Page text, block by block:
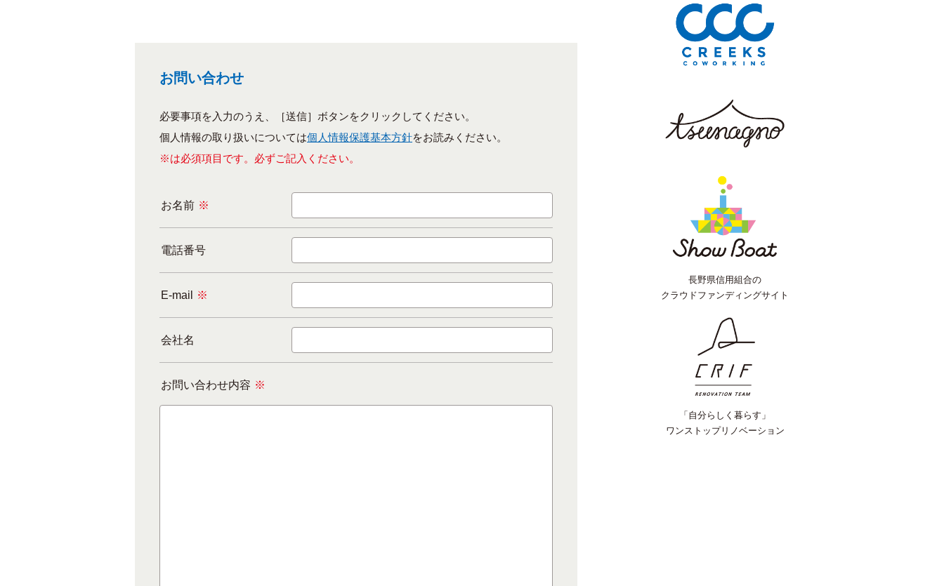
お問い合わせ
必要事項を入力のうえ、［送信］ボタンをクリックしてください。
個人情報の取り扱いについては個人情報保護基本方針をお読みください。
※は必須項目です。必ずご記入ください。
お名前 ※
電話番号
E-mail ※
会社名
お問い合わせ内容 ※
長野県信用組合の
クラウドファンディングサイト
「自分らしく暮らす」
ワンストップリノベーション